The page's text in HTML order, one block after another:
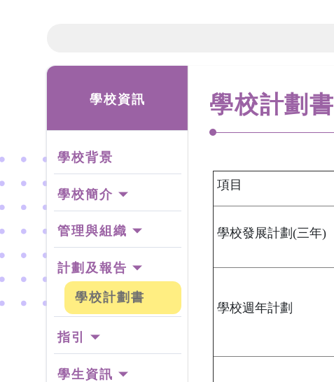
學校資訊
學校背景
學校簡介
管理與組織
計劃及報告
學校計劃書
指引
學生資訊
學校計劃書
項目
學校發展計劃(三年)
學校週年計劃